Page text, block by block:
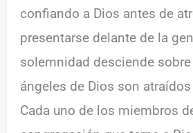
confiando a Dios antes de
presentarse delante de la
solemnidad desciende
ángeles de Dios son
Cada uno de los miembros